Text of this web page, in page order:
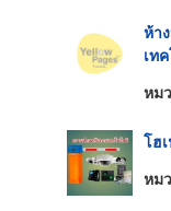
ห้า
เท
หม
โฮ
หม